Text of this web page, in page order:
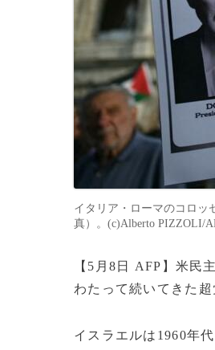
イタリア・ローマのコロッ
真）。(c)Alberto PIZZOLI/
【5月8日 AFP】米民
わたって続いてきた
イスラエルは1960年